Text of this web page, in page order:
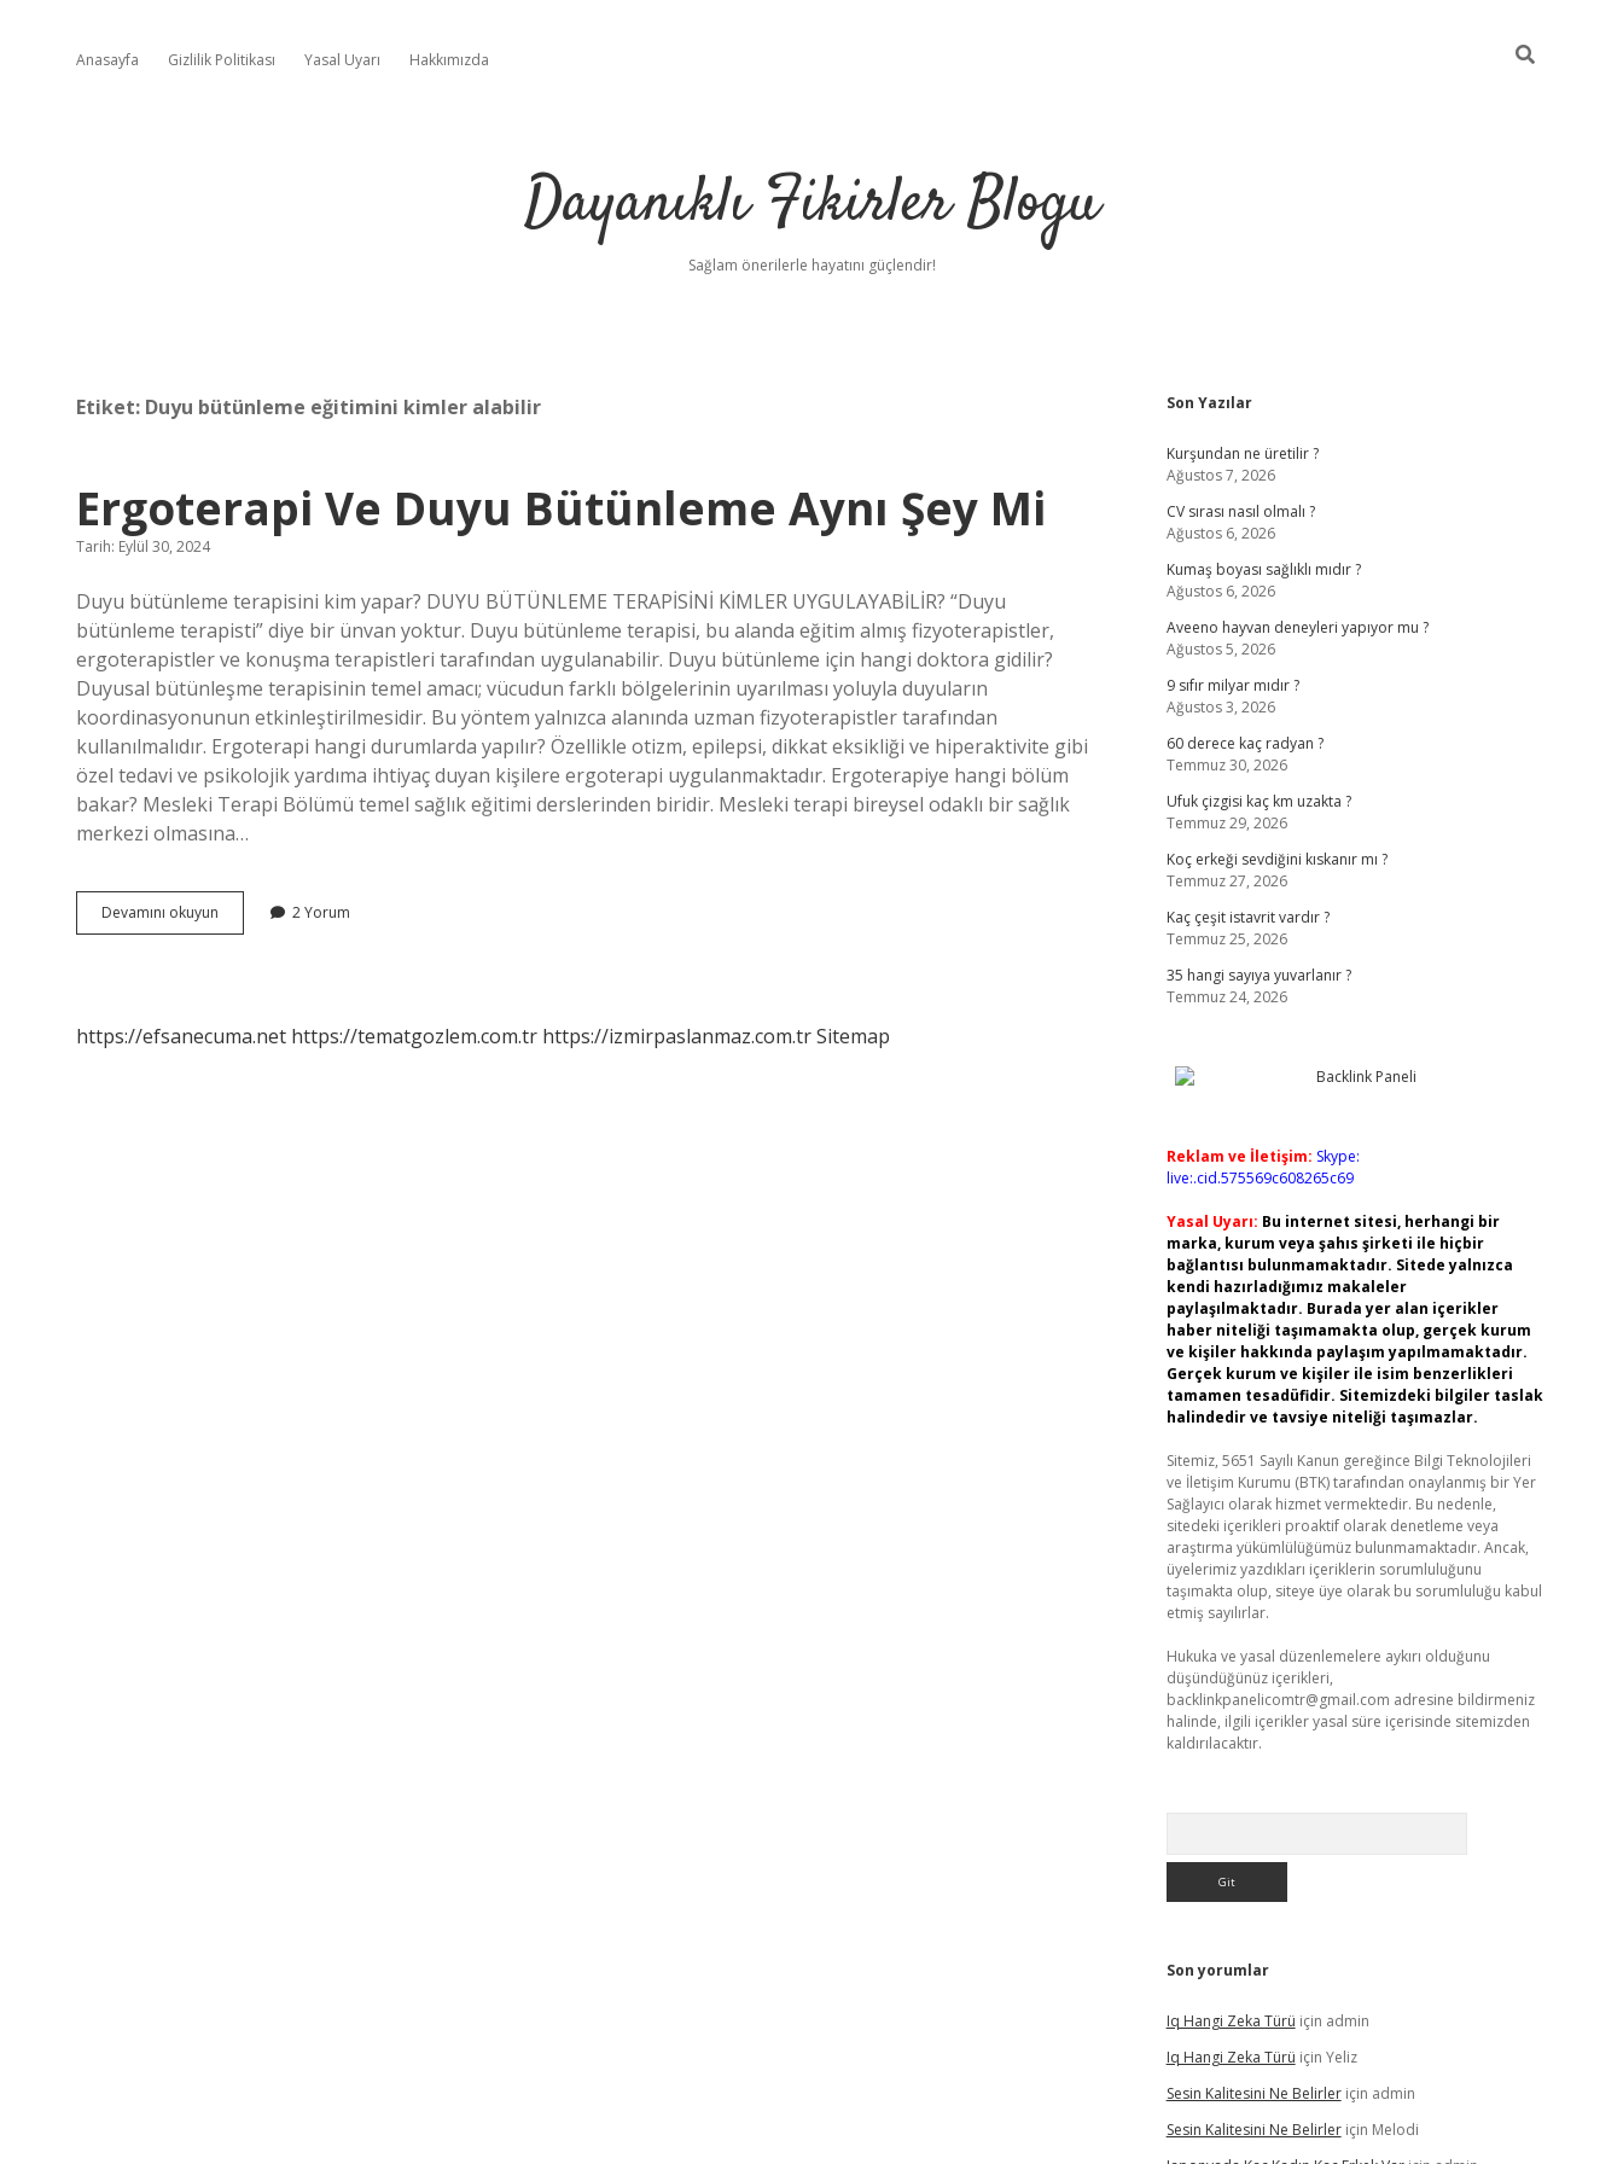
Anasayfa Gizlilik Politikası Yasal Uyarı Hakkımızda
Dayanıklı Fikirler Blogu
Sağlam önerilerle hayatını güçlendir!
Etiket: Duyu bütünleme eğitimini kimler alabilir
Ergoterapi Ve Duyu Bütünleme Aynı Şey Mi
Tarih: Eylül 30, 2024
Duyu bütünleme terapisini kim yapar? DUYU BÜTÜNLEME TERAPİSİNİ KİMLER UYGULAYABİLİR? “Duyu
bütünleme terapisti” diye bir ünvan yoktur. Duyu bütünleme terapisi, bu alanda eğitim almış fizyoterapistler,
ergoterapistler ve konuşma terapistleri tarafından uygulanabilir. Duyu bütünleme için hangi doktora gidilir?
Duyusal bütünleşme terapisinin temel amacı; vücudun farklı bölgelerinin uyarılması yoluyla duyuların
koordinasyonunun etkinleştirilmesidir. Bu yöntem yalnızca alanında uzman fizyoterapistler tarafından
kullanılmalıdır. Ergoterapi hangi durumlarda yapılır? Özellikle otizm, epilepsi, dikkat eksikliği ve hiperaktivite gibi
özel tedavi ve psikolojik yardıma ihtiyaç duyan kişilere ergoterapi uygulanmaktadır. Ergoterapiye hangi bölüm
bakar? Mesleki Terapi Bölümü temel sağlık eğitimi derslerinden biridir. Mesleki terapi bireysel odaklı bir sağlık
merkezi olmasına…
Devamını okuyun Ergoterapi
Ve
Mi
2 Yorum
https://efsanecuma.net https://tematgozlem.com.tr https://izmirpaslanmaz.com.trSitemap
Sidebar
Son Yazılar
Kurşundan ne üretilir ?
Ağustos 7, 2026
CV sırası nasıl olmalı ?
Ağustos 6, 2026
Kumaş boyası sağlıklı mıdır ?
Ağustos 6, 2026
Aveeno hayvan deneyleri yapıyor mu ?
Ağustos 5, 2026
9 sıfır milyar mıdır ?
Ağustos 3, 2026
60 derece kaç radyan ?
Temmuz 30, 2026
Ufuk çizgisi kaç km uzakta ?
Temmuz 29, 2026
Koç erkeği sevdiğini kıskanır mı ?
Temmuz 27, 2026
Kaç çeşit istavrit vardır ?
Temmuz 25, 2026
35 hangi sayıya yuvarlanır ?
Temmuz 24, 2026
Reklam ve İletişim: Skype:
live:.cid.575569c608265c69
Yasal Uyarı: Bu internet sitesi, herhangi bir
marka, kurum veya şahıs şirketi ile hiçbir
bağlantısı bulunmamaktadır. Sitede yalnızca
kendi hazırladığımız makaleler
paylaşılmaktadır. Burada yer alan içerikler
haber niteliği taşımamakta olup, gerçek kurum
ve kişiler hakkında paylaşım yapılmamaktadır.
Gerçek kurum ve kişiler ile isim benzerlikleri
tamamen tesadüfidir. Sitemizdeki bilgiler taslak
halindedir ve tavsiye niteliği taşımazlar.
Sitemiz, 5651 Sayılı Kanun gereğince Bilgi Teknolojileri
ve İletişim Kurumu (BTK) tarafından onaylanmış bir Yer
Sağlayıcı olarak hizmet vermektedir. Bu nedenle,
sitedeki içerikleri proaktif olarak denetleme veya
araştırma yükümlülüğümüz bulunmamaktadır. Ancak,
üyelerimiz yazdıkları içeriklerin sorumluluğunu
taşımakta olup, siteye üye olarak bu sorumluluğu kabul
etmiş sayılırlar.
Hukuka ve yasal düzenlemelere aykırı olduğunu
düşündüğünüz içerikleri,
backlinkpanelicomtr@gmail.com adresine bildirmeniz
halinde, ilgili içerikler yasal süre içerisinde sitemizden
kaldırılacaktır.
Son yorumlar
Iq Hangi Zeka Türü için admin
Iq Hangi Zeka Türü için Yeliz
Sesin Kalitesini Ne Belirleriçin admin
Sesin Kalitesini Ne Belirleriçin Melodi